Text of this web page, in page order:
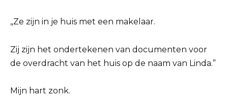
„Ze zijn in je huis met een makelaar.
Zij zijn het ondertekenen van documenten voor
de overdracht van het huis op de naam van Linda.”
Mijn hart zonk.